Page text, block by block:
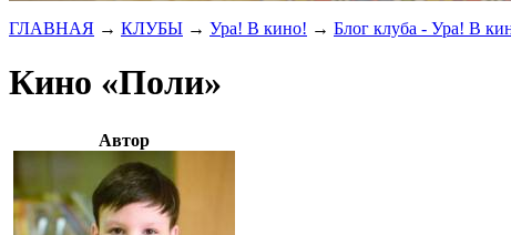
ГЛАВНАЯ → КЛУБЫ → Ура! В кино! → Блог клуба - Ура! В
Кино «Поли»
Автор